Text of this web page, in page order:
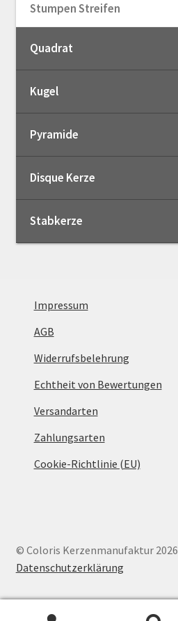
Stumpen Streifen
Quadrat
Kugel
Pyramide
Disque Kerze
Stabkerze
Impressum
AGB
Widerrufsbelehrung
Echtheit von Bewertungen
Versandarten
Zahlungsarten
Cookie-Richtlinie (EU)
© Coloris Kerzenmanufaktur 2026
Datenschutzerklärung